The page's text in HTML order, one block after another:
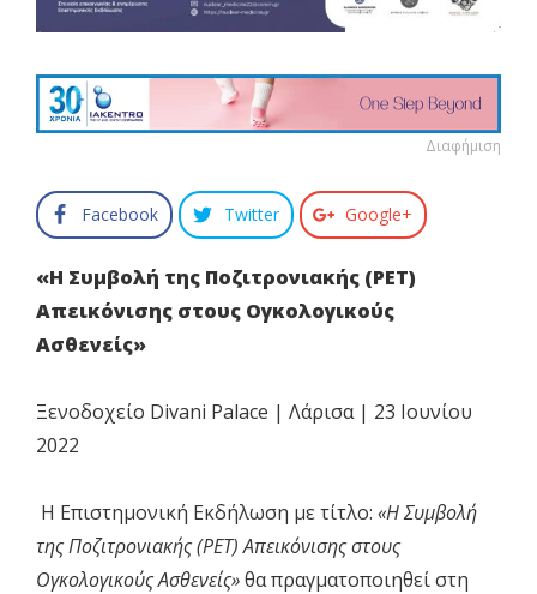
Διαφήμιση
Facebook Twitter Google+
«Η Συμβολή της Ποζιτρονιακής (ΡΕΤ)
Απεικόνισης στους Ογκολογικούς
Ασθενείς»
Ξενοδοχείο Divani Palace | Λάρισα | 23 Ιουνίου
2022
Η Επιστημονική Εκδήλωση με τίτλο: «Η Συμβολή
της Ποζιτρονιακής (ΡΕΤ) Απεικόνισης στους
Ογκολογικούς Ασθενείς»θα πραγματοποιηθεί στη